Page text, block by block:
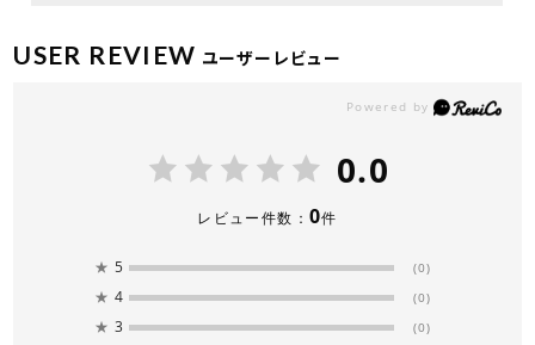
USER REVIEW ユーザーレビュー
0.0
レビュー件数： 0件
★ 5 (0)
★ 4 (0)
★ 3 (0)